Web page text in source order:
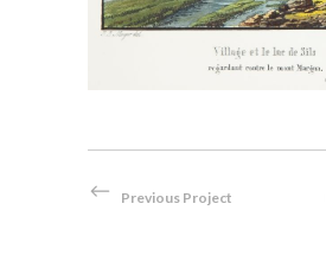
Previous Project